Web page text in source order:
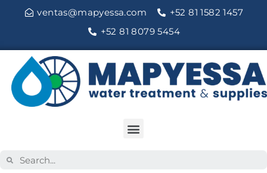
ventas@mapyessa.com
+52 81 1582 1457
+52 81 8079 5454